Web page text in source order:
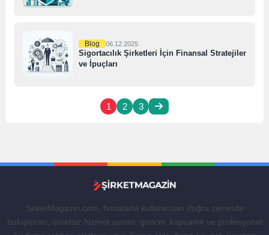
Blog 06.12.2025
Sigortacılık Şirketleri İçin Finansal Stratejiler
ve İpuçları
1 2 3
SirketMagazin.com, firmalarla kullanıcıları doğru zeminde
buluşturan, ücretsiz hizmet sunan, güncel, kapsamlı ve profesyonel